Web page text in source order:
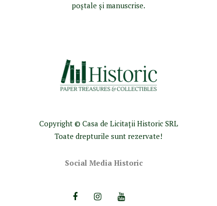
poştale şi manuscrise.
Copyright © Casa de Licitaţii Historic SRL
Toate drepturile sunt rezervate!
Social Media Historic